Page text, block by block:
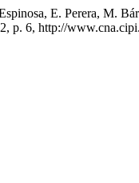
E. Perera, M.
p. 6, http://